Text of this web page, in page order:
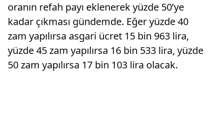
oranın refah payı eklenerek yüzde 50’ye
kadar çıkması gündemde. Eğer yüzde 40
zam yapılırsa asgari ücret 15 bin 963 lira,
yüzde 45 zam yapılırsa 16 bin 533 lira, yüzde
50 zam yapılırsa 17 bin 103 lira olacak.